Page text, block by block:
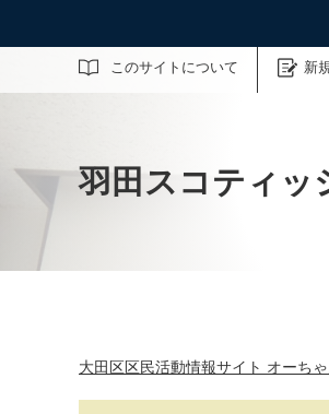
このサイトについて 新
サイト内検索
羽田スコティッ
大田区区民活動情報サイト オーち